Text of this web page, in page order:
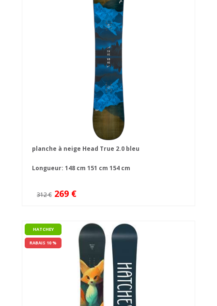
planche à neige Head True 2.0 bleu
Longueur: 148 cm 151 cm 154 cm
312 € 269 €
HATCHEY
RABAIS 10 %